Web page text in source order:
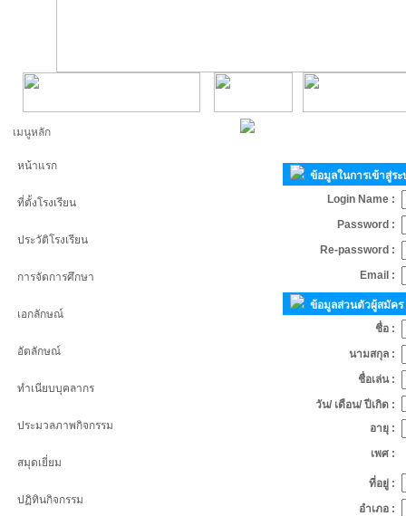
เมนูหลัก
หน้าแรก
ที่ตั้งโรงเรียน
ประวัติโรงเรียน
การจัดการศึกษา
เอกลักษณ์
อัตลักษณ์
ทำเนียบบุคลากร
ประมวลภาพกิจกรรม
สมุดเยี่ยม
ปฏิทินกิจกรรม
ข้อมูลในการเข้าสู่ระ
Login Name :
Password :
Re-password :
Email :
ข้อมูลส่วนตัวผู้สมัคร
ชื่อ :
นามสกุล :
ชื่อเล่น :
วัน/ เดือน/ ปีเกิด :
อายุ :
เพศ :
ที่อยู่ :
อำเภอ :